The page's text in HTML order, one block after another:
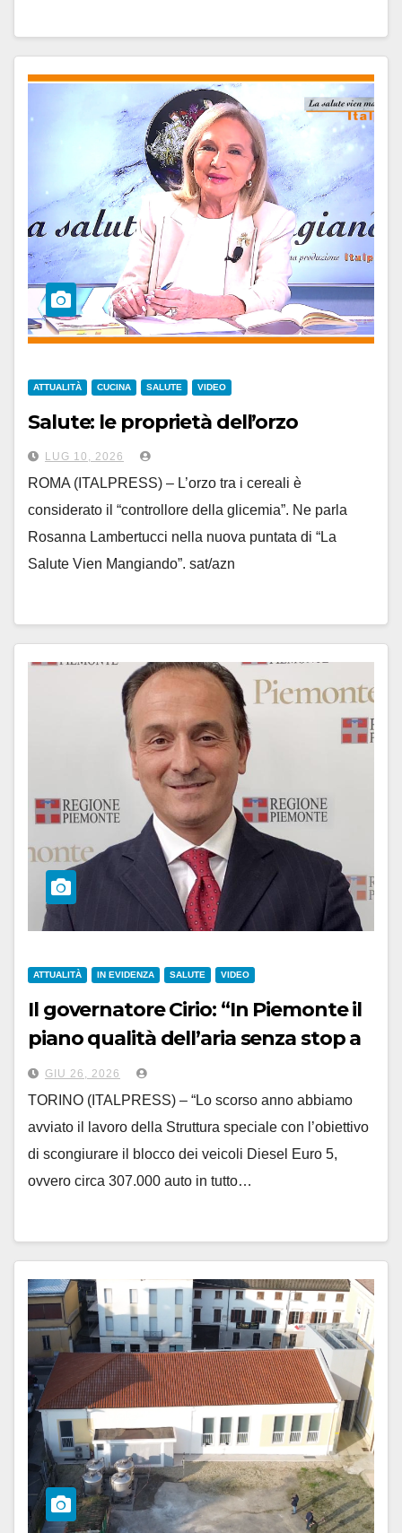
ATTUALITÀ CUCINA SALUTE VIDEO
Salute: le proprietà dell’orzo
LUG 10, 2026
ROMA (ITALPRESS) – L’orzo tra i cereali è
considerato il “controllore della glicemia”. Ne parla
Rosanna Lambertucci nella nuova puntata di “La
Salute Vien Mangiando”. sat/azn
ATTUALITÀ IN EVIDENZA SALUTE VIDEO
Il governatore Cirio: “In Piemonte il
piano qualità dell’aria senza stop a
Euro 5”
GIU 26, 2026
TORINO (ITALPRESS) – “Lo scorso anno abbiamo
avviato il lavoro della Struttura speciale con l’obiettivo
di scongiurare il blocco dei veicoli Diesel Euro 5,
ovvero circa 307.000 auto in tutto…